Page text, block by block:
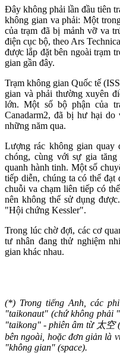
Đây không phải lần đầu tiên
không gian va phải: Một
của trạm đã bị mảnh vỡ va
điện cục bộ, theo Ars
được lắp đặt bên ngoài trạm
gian gần đây.
Trạm không gian Quốc tế
gian và phải thường xuyên
lớn. Một số bộ phận của
Canadarm2, đã bị hư hại
những năm qua.
Lượng rác không gian quay
chóng, cùng với sự gia
quanh hành tinh. Một số
tiếp diễn, chúng ta có thể
chuỗi va chạm liên tiếp có
nên không thể sử dụng
"Hội chứng Kessler".
Trong lúc chờ đợi, các cơ
tư nhân đang thử nghiệm
gian khác nhau.
(*) Trong tiếng Anh, các
"taikonaut" (chứ không phải
"taikong" - phiên âm từ 太空
bên ngoài, hoặc đơn giản là
"không gian" (space).